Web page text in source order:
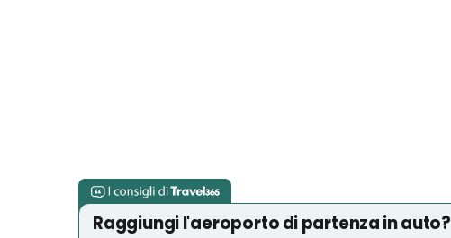
Raggiungi l'aeroporto di partenza in auto?